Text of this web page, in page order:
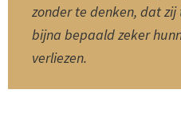
zonder te denken, dat
bijna bepaald zeker
verliezen.